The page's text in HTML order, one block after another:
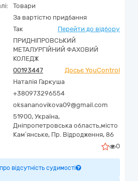
Товари
За вартістю придбання
Так Перейти до відбору
ПРИДНІПРОВСЬКИЙ
МЕТАЛУРГІЙНИЙ ФАХОВИЙ
КОЛЕДЖ
00193447
Досьє YouControl
Наталія Гаркуша
+380973296554
oksananovikova09@gmail.com
51900, Україна,
Дніпропетровська область,місто
Кам’янське, Пр. Відродження, 86
0
відсутність судимості